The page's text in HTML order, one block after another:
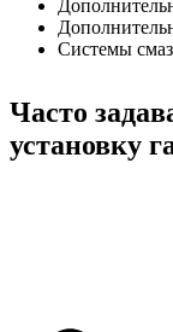
Системы
Часто
установку